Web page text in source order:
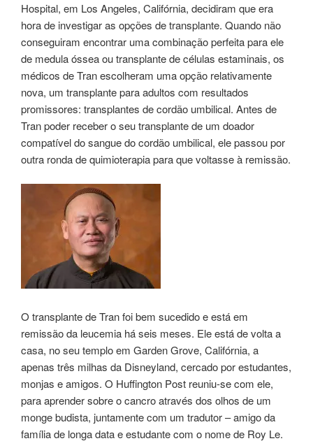
Hospital, em Los Angeles, Califórnia, decidiram que era
hora de investigar as opções de transplante. Quando não
conseguiram encontrar uma combinação perfeita para ele
de medula óssea ou transplante de células estaminais, os
médicos de Tran escolheram uma opção relativamente
nova, um transplante para adultos com resultados
promissores: transplantes de cordão umbilical. Antes de
Tran poder receber o seu transplante de um doador
compatível do sangue do cordão umbilical, ele passou por
outra ronda de quimioterapia para que voltasse à remissão.
O transplante de Tran foi bem sucedido e está em
remissão da leucemia há seis meses. Ele está de volta a
casa, no seu templo em Garden Grove, Califórnia, a
apenas três milhas da Disneyland, cercado por estudantes,
monjas e amigos. O Huffington Post reuniu-se com ele,
para aprender sobre o cancro através dos olhos de um
monge budista, juntamente com um tradutor – amigo da
família de longa data e estudante com o nome de Roy Le.